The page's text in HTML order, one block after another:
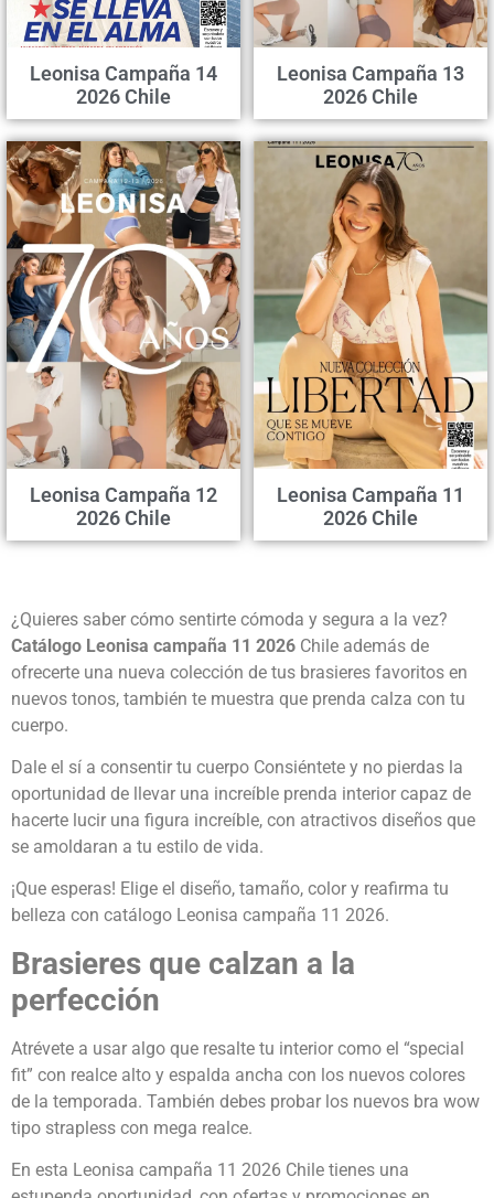
Leonisa Campaña 14
2026 Chile
Leonisa Campaña 13
2026 Chile
Leonisa Campaña 12
2026 Chile
Leonisa Campaña 11
2026 Chile
¿Quieres saber cómo sentirte cómoda y segura a la vez?
Catálogo Leonisa campaña 11 2026 Chile además de
ofrecerte una nueva colección de tus brasieres favoritos en
nuevos tonos, también te muestra que prenda calza con tu
cuerpo.
Dale el sí a consentir tu cuerpo Consiéntete y no pierdas la
oportunidad de llevar una increíble prenda interior capaz de
hacerte lucir una figura increíble, con atractivos diseños que
se amoldaran a tu estilo de vida.
¡Que esperas! Elige el diseño, tamaño, color y reafirma tu
belleza con catálogo Leonisa campaña 11 2026.
Brasieres que calzan a la
perfección
Atrévete a usar algo que resalte tu interior como el “special
fit” con realce alto y espalda ancha con los nuevos colores
de la temporada. También debes probar los nuevos bra wow
tipo strapless con mega realce.
En esta Leonisa campaña 11 2026 Chile tienes una